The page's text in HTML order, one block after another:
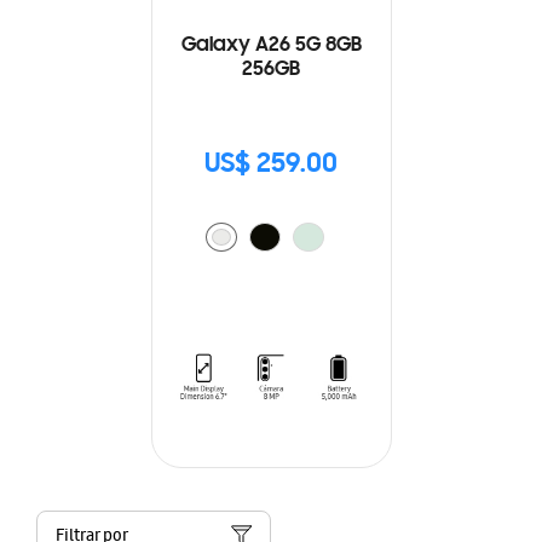
Galaxy A26 5G 8GB
256GB
US$ 259.00